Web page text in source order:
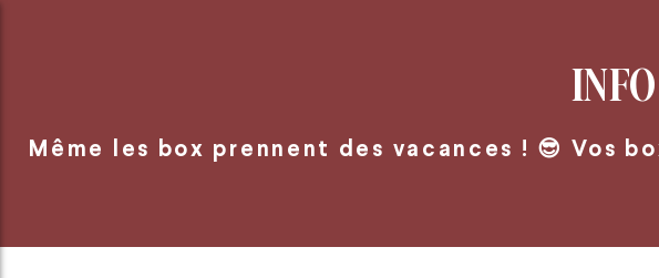
Même les box prennent des vacances ! 😎 Vos